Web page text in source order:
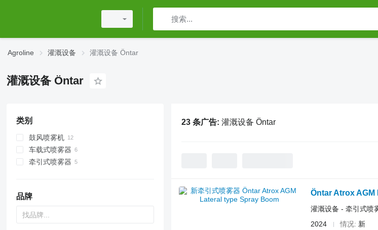
Agroline 灌溉设备 灌溉设备 Öntar
灌溉设备 Öntar
类别
鼓风喷雾机
车载式喷雾器
牵引式喷雾器
品牌
23 条广告: 灌溉设备 Öntar
Öntar Atrox
灌溉设备 - 牵引式喷
2024
情况 新